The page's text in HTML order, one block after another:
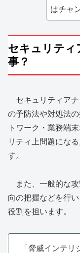
はチャ
セキュリティ
事？
セキュリティアナ
の予防法や対処法
トワーク・業務端
リティ上問題にな
す。
また、一般的な攻
向の把握などを行
役割を担います。
「脅威インテ